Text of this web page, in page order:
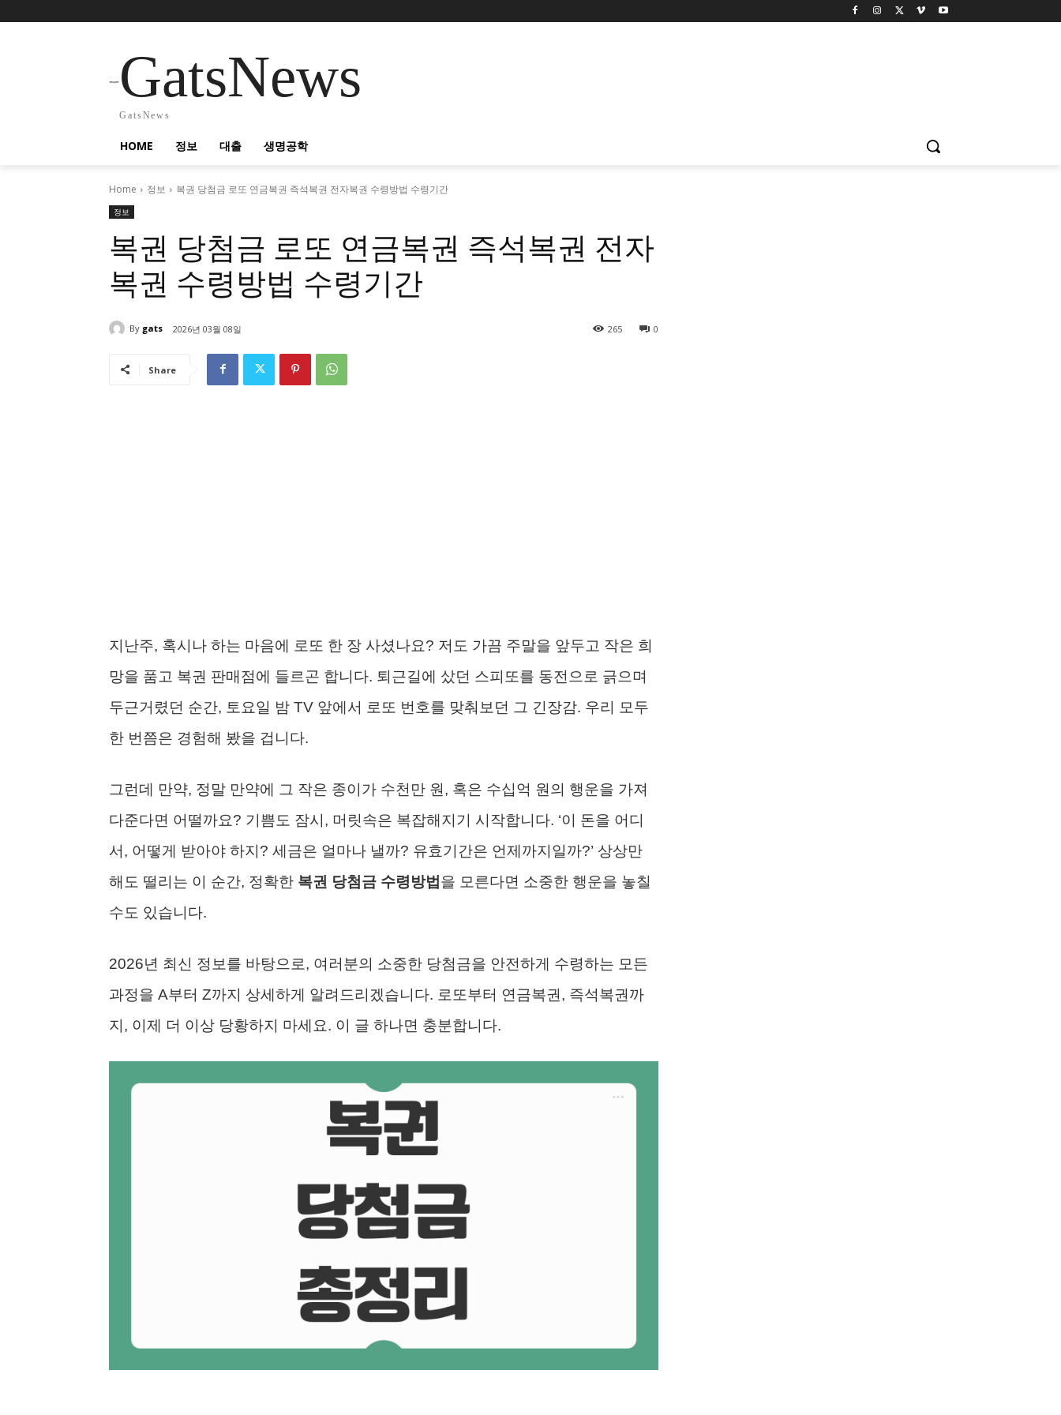
GatsNews
GatsNews
HOME 정보 대출 생명공학
Home 정보 복권 당첨금 로또 연금복권 즉석복권 전자복권 수령방법 수령기간
정보
복권 당첨금 로또 연금복권 즉석복권 전자
복권 수령방법 수령기간
By gats 2026년 03월 08일 0
265
Share
지난주, 혹시나 하는 마음에 로또 한 장 사셨나요? 저도 가끔 주말을 앞두고 작은 희
망을 품고 복권 판매점에 들르곤 합니다. 퇴근길에 샀던 스피또를 동전으로 긁으며
두근거렸던 순간, 토요일 밤 TV 앞에서 로또 번호를 맞춰보던 그 긴장감. 우리 모두
한 번쯤은 경험해 봤을 겁니다.
그런데 만약, 정말 만약에 그 작은 종이가 수천만 원, 혹은 수십억 원의 행운을 가져
다준다면 어떨까요? 기쁨도 잠시, 머릿속은 복잡해지기 시작합니다. ‘이 돈을 어디
서, 어떻게 받아야 하지? 세금은 얼마나 낼까? 유효기간은 언제까지일까?’ 상상만
해도 떨리는 이 순간, 정확한 복권 당첨금 수령방법 을 모른다면 소중한 행운을 놓칠
수도 있습니다.
2026년 최신 정보를 바탕으로, 여러분의 소중한 당첨금을 안전하게 수령하는 모든
과정을 A부터 Z까지 상세하게 알려드리겠습니다. 로또부터 연금복권, 즉석복권까
지, 이제 더 이상 당황하지 마세요. 이 글 하나면 충분합니다.